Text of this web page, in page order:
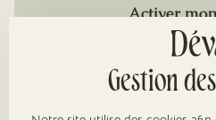
Activer
Gestion